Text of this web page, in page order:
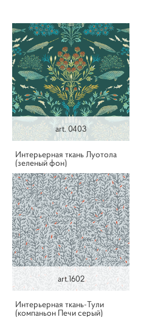
art. 0403
Интерьерная ткань Луотола
(зеленый фон)
art.1602
Интерьерная ткань-Тули
(компаньон Печи серый)